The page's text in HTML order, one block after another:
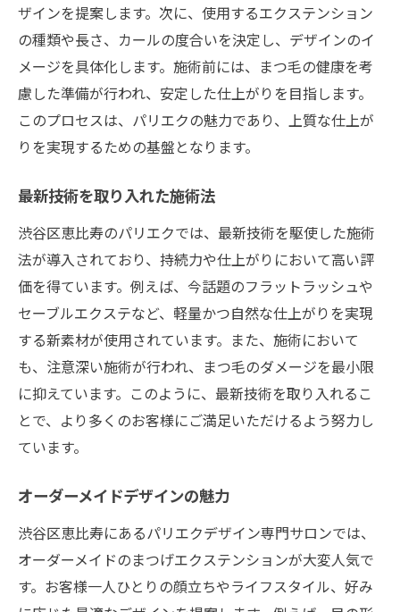
ザインを提案します。次に、使用するエクステンション
の種類や長さ、カールの度合いを決定し、デザインのイ
メージを具体化します。施術前には、まつ毛の健康を考
慮した準備が行われ、安定した仕上がりを目指します。
このプロセスは、パリエクの魅力であり、上質な仕上が
りを実現するための基盤となります。
最新技術を取り入れた施術法
渋谷区恵比寿のパリエクでは、最新技術を駆使した施術
法が導入されており、持続力や仕上がりにおいて高い評
価を得ています。例えば、今話題のフラットラッシュや
セーブルエクステなど、軽量かつ自然な仕上がりを実現
する新素材が使用されています。また、施術において
も、注意深い施術が行われ、まつ毛のダメージを最小限
に抑えています。このように、最新技術を取り入れるこ
とで、より多くのお客様にご満足いただけるよう努力し
ています。
オーダーメイドデザインの魅力
渋谷区恵比寿にあるパリエクデザイン専門サロンでは、
オーダーメイドのまつげエクステンションが大変人気で
す。お客様一人ひとりの顔立ちやライフスタイル、好み